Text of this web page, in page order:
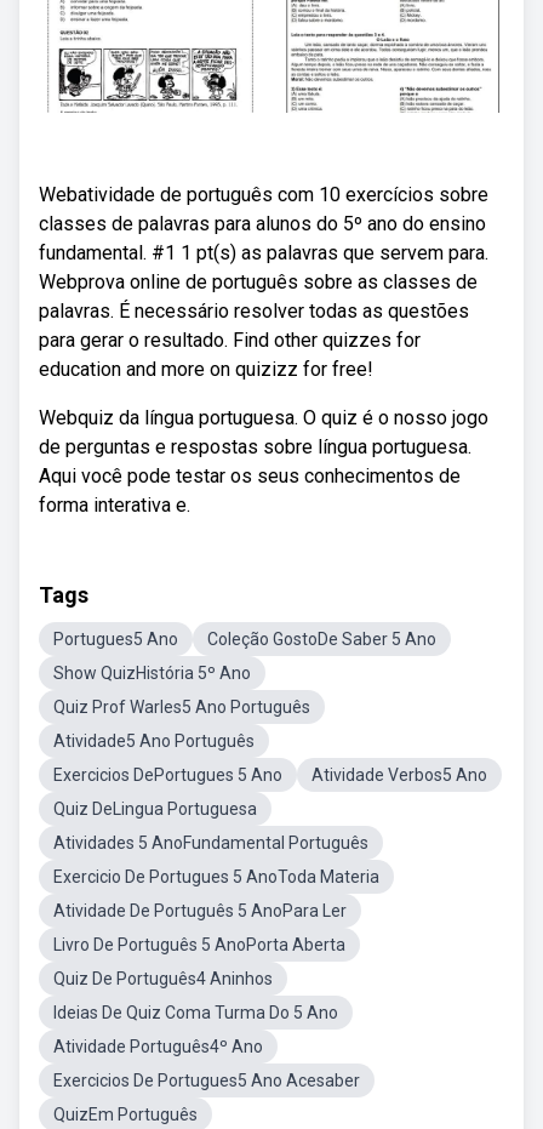
Webatividade de português com 10 exercícios sobre
classes de palavras para alunos do 5º ano do ensino
fundamental. #1 1 pt(s) as palavras que servem para.
Webprova online de português sobre as classes de
palavras. É necessário resolver todas as questões
para gerar o resultado. Find other quizzes for
education and more on quizizz for free!
Webquiz da língua portuguesa. O quiz é o nosso jogo
de perguntas e respostas sobre língua portuguesa.
Aqui você pode testar os seus conhecimentos de
forma interativa e.
Tags
Portugues5 Ano
Coleção GostoDe Saber 5 Ano
Show QuizHistória 5º Ano
Quiz Prof Warles5 Ano Português
Atividade5 Ano Português
Exercicios DePortugues 5 Ano
Atividade Verbos5 Ano
Quiz DeLingua Portuguesa
Atividades 5 AnoFundamental Português
Exercicio De Portugues 5 AnoToda Materia
Atividade De Português 5 AnoPara Ler
Livro De Português 5 AnoPorta Aberta
Quiz De Português4 Aninhos
Ideias De Quiz Coma Turma Do 5 Ano
Atividade Português4º Ano
Exercicios De Portugues5 Ano Acesaber
QuizEm Português